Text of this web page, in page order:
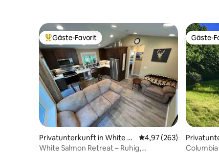
Beliebter Gäste-Favorit.
Gäste-Favorit
Privatunterkunft in White Sa
lmon
Durchschnittliche
4,97 (263)
White Salmon Retreat – Ruhig,
Gäste-
Gäste-